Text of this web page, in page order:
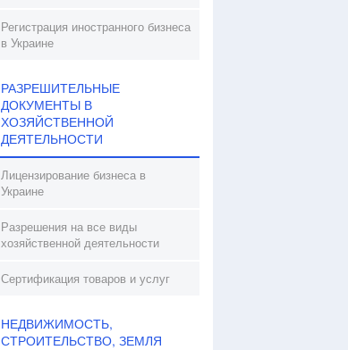
Регистрация иностранного бизнеса
в Украине
РАЗРЕШИТЕЛЬНЫЕ
ДОКУМЕНТЫ В
ХОЗЯЙСТВЕННОЙ
ДЕЯТЕЛЬНОСТИ
Лицензирование бизнеса в
Украине
Разрешения на все виды
хозяйственной деятельности
Сертификация товаров и услуг
НЕДВИЖИМОСТЬ,
СТРОИТЕЛЬСТВО, ЗЕМЛЯ